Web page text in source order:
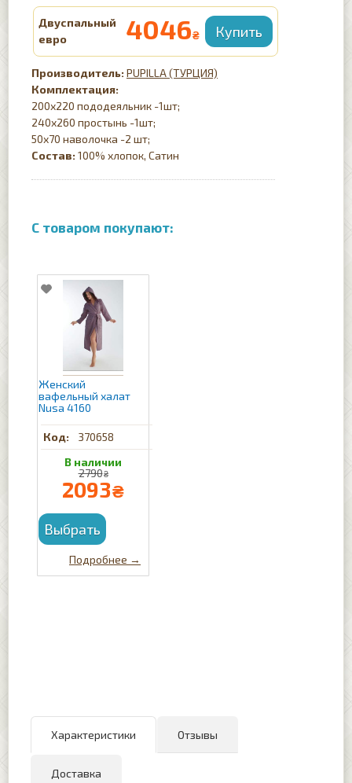
Двуспальный
евро
4046₴
PUPILLA (ТУРЦИЯ)
Комплектация:
200х220 пододеяльник -1шт;
240х260 простынь -1шт;
50х70 наволочка -2 шт;
Состав: 100% хлопок, Сатин
Женский
вафельный халат
Nusa 4160
370658
2790₴
2093₴
Характеристики Отзывы
Доставка